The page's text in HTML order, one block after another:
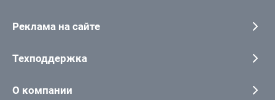
Реклама на сайте
Техподдержка
О компании